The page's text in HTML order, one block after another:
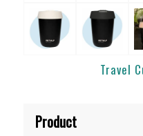
Travel
Product